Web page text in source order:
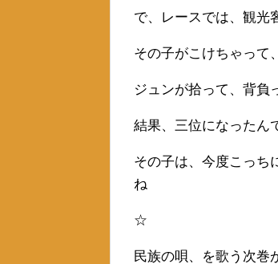
で、レースでは、観光
その子がこけちゃって
ジュンが拾って、背負
結果、三位になったん
その子は、今度こっち
ね
☆
民族の唄、を歌う次巻